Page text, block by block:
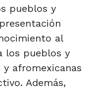
pueblos y
al
los pueblos y
y afromexicanas
Además,